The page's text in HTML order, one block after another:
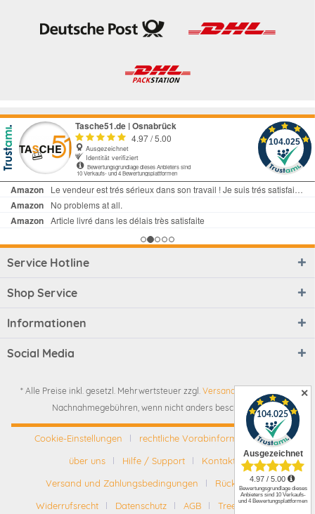
✕
Service Hotline
Shop Service
Informationen
Social Media
* Alle Preise inkl. gesetzl. Mehrwertsteuer zzgl. Versandkosten
Nachnahmegebühren, wenn nicht anders beschrieben
Cookie-Einstellungen
rechtliche Vorabinformationen
über uns
Hilfe / Support
Kontakt
Versand und Zahlungsbedingungen
Rückgabe
Widerrufsrecht
Datenschutz AGB Tree-Nation